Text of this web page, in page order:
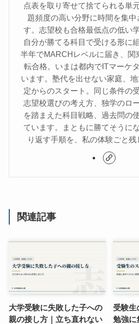
点表を取り寄せて捨てられる単
題頻度の高い分野に時間を集
す。志望校も合格最低点の低い
自分が勝てる科目で受ける形に
半年でMARCHレベルに届き、関
転合格。いまは都内でITマーケ
います。塾代を出せない家庭、
定からのスタート。同じ条件の
志望校選びの考え方、独学のロ
を踏まえた科目戦略、過去問の
ています。まともに勝てそうに
り返す手順を、私の体験ごと残
関連記事
大学受験に失敗した子への
親の接し方｜立ち直れない
受験生
勉強に